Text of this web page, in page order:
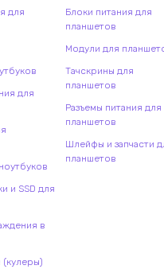
для
для
и SSD для
в
Блоки питания для
планшетов
Модули для
Тачскрины для
планшетов
Разъемы питания для
планшетов
Шлейфы и запчасти
планшетов